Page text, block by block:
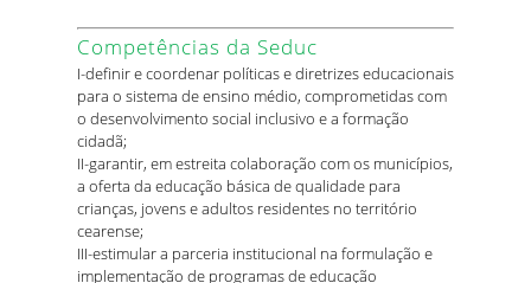
Competências da Seduc
I-definir e coordenar políticas e diretrizes educacionais
para o sistema de ensino médio, comprometidas com
o desenvolvimento social inclusivo e a formação
cidadã;
II-garantir, em estreita colaboração com os municípios,
a oferta da educação básica de qualidade para
crianças, jovens e adultos residentes no território
cearense;
III-estimular a parceria institucional na formulação e
implementação de programas de educação